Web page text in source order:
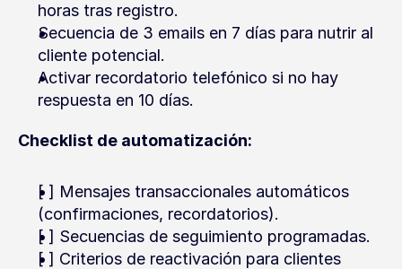
horas tras registro.
Secuencia de 3 emails en 7 días para nutrir al
cliente potencial.
Activar recordatorio telefónico si no hay
respuesta en 10 días.
Checklist de automatización:
[ ] Mensajes transaccionales automáticos
(confirmaciones, recordatorios).
[ ] Secuencias de seguimiento programadas.
[ ] Criterios de reactivación para clientes